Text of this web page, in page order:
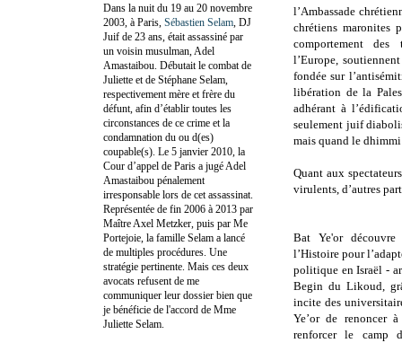
l’Ambassade
chrétiens maronites
comportement
l’Europe,
fondée sur
libération de la
adhérant à
seulement juif
mais quand le
Quant aux
virulents, d’autres
Bat Ye'or découvre
l’Histoire pour
politique en Israël -
Begin du Likoud,
incite des
Ye’or de renoncer
renforcer le
Dans la nuit du 19 au 20 novembre
2003, à Paris, Sébastien Selam , DJ
Juif de 23 ans, était assassiné par
un voisin musulman, Adel
Amastaibou. Débutait le combat de
Juliette et de Stéphane Selam,
respectivement mère et frère du
défunt, afin d’établir toutes les
circonstances de ce crime et la
condamnation du ou d(es)
coupable(s). Le 5 janvier 2010, la
Cour d’appel de Paris a jugé Adel
Amastaibou pénalement
irresponsable lors de cet assassinat.
Représentée de fin 2006 à 2013 par
Maître Axel Metzker, puis par Me
Portejoie, la famille Selam a lancé
de multiples procédures. Une
stratégie pertinente. Mais ces deux
avocats refusent de me
communiquer leur dossier bien que
je bénéficie de l'accord de Mme
Juliette Selam.